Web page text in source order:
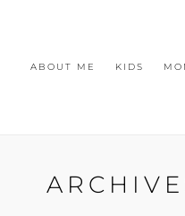
ABOUT ME KIDS